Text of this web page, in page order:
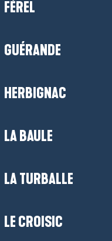
FÉREL
GUÉRANDE
HERBIGNAC
LA BAULE
LA TURBALLE
LE CROISIC
La Baule
ses plages, ses marais
Ici, la mer et la terre se